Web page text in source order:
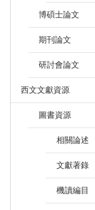
博碩士論文
期刊論文
研討會論文
西文文獻資源
圖書資源
相關論述
文獻著錄
機讀編目